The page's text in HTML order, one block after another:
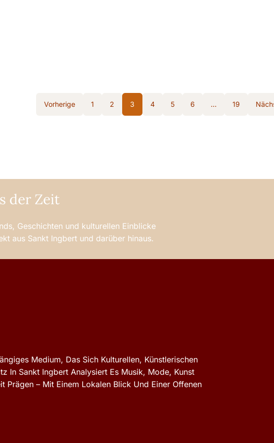
Vorherige 1 2 3 4 5 6 … 19
der Zeit
Geschichten und kulturellen Einblicke
aus Sankt Ingbert und darüber hinaus.
Medium, Das Sich Kulturellen, Künstlerischen
In Sankt Ingbert Analysiert Es Musik, Mode, Kunst
Prägen – Mit Einem Lokalen Blick Und Einer Offenen